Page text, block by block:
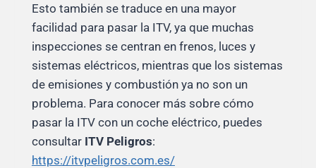
Esto también se traduce en una mayor
facilidad para pasar la ITV, ya que muchas
inspecciones se centran en frenos, luces y
sistemas eléctricos, mientras que los sistemas
de emisiones y combustión ya no son un
problema. Para conocer más sobre cómo
pasar la ITV con un coche eléctrico, puedes
consultar ITV Peligros:
https://itvpeligros.com.es/